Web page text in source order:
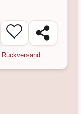
Rückversand